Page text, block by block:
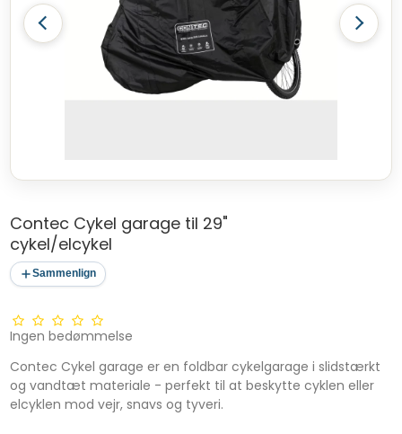
Contec Cykel garage til 29"
cykel/elcykel
Sammenlign
Ingen bedømmelse
Contec Cykel garage er en foldbar cykelgarage i slidstærkt
og vandtæt materiale - perfekt til at beskytte cyklen eller
elcyklen mod vejr, snavs og tyveri.